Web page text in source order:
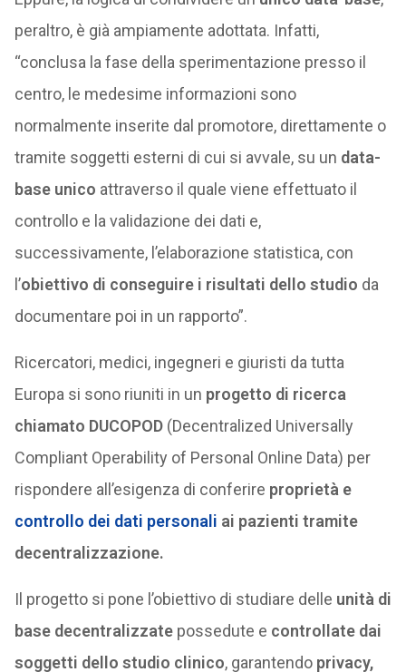
peraltro, è già ampiamente adottata. Infatti,
“conclusa la fase della sperimentazione presso il
centro, le medesime informazioni sono
normalmente inserite dal promotore, direttamente o
tramite soggetti esterni di cui si avvale, su un data-
base unico attraverso il quale viene effettuato il
controllo e la validazione dei dati e,
successivamente, l’elaborazione statistica, con
l’obiettivo di conseguire i risultati dello studio da
documentare poi in un rapporto”.
Ricercatori, medici, ingegneri e giuristi da tutta
Europa si sono riuniti in un progetto di ricerca
chiamato DUCOPOD(Decentralized Universally
Compliant Operability of Personal Online Data) per
rispondere all’esigenza di conferire proprietà e
controllo dei dati personali ai pazienti tramite
decentralizzazione.
Il progetto si pone l’obiettivo di studiare delle unità di
base decentralizzatepossedute e controllate dai
soggetti dello studio clinico, garantendo privacy,